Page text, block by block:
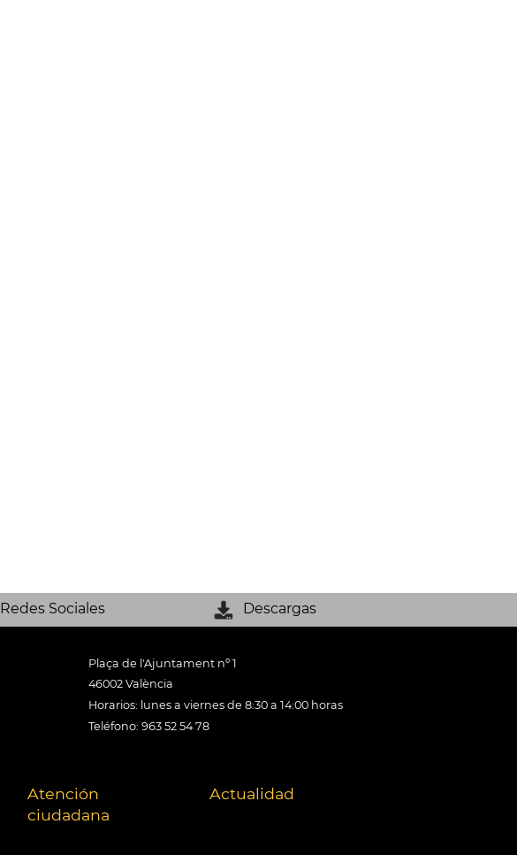
Redes Sociales Descargas
Plaça de l'Ajuntament nº 1
46002 València
Horarios: lunes a viernes de 8:30 a 14:00 horas
Teléfono: 963 52 54 78
Atención
ciudadana
Actualidad